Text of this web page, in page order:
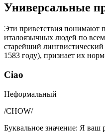
Универсальные
Эти приветствия понимают
италоязычных людей по
старейший
1583 году), признает их
Ciao
Неформальный
/CHOW/
Буквальное значение: Я ваш